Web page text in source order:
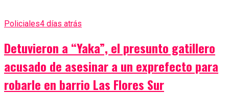
Policiales4 días atrás
Detuvieron a “Yaka”, el presunto gatillero
acusado de asesinar a un exprefecto para
robarle en barrio Las Flores Sur